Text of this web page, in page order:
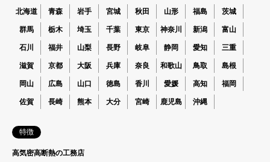
北海道 青森 岩手 宮城 秋田 山形 福島 茨城
群馬 栃木 埼玉 千葉 東京 神奈川 新潟 富山
石川 福井 山梨 長野 岐阜 静岡 愛知 三重
滋賀 京都 大阪 兵庫 奈良 和歌山 鳥取 島根
岡山 広島 山口 徳島 香川 愛媛 高知 福岡
佐賀 長崎 熊本 大分 宮崎 鹿児島 沖縄
特徴
高気密高断熱の工務店